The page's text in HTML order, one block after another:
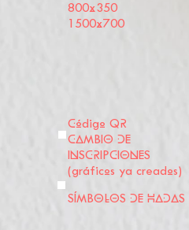
800x350
1500x700
Código QR
CAMBIO DE
INSCRIPCIONES
(gráficos ya creados)
SÍMBOLOS DE HADAS